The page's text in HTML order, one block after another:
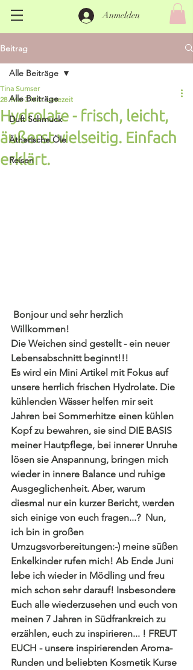
Anmelden
Beitrag
Alle Beiträge
Duft Schmuck
Ätherische Öle
Reisen
Alle Beiträge
Hydrolate - frisch, leicht,
äußerst vielseitig. Einfach
erklärt.
Tina Sumser
28. Mai 3 Min. Lesezeit
Willkommen!
Die Weichen sind gestellt - ein neuer
Lebensabschnitt beginnt!!!
Es wird ein Mini Artikel mit Fokus auf
unsere herrlich frischen Hydrolate. Die
kühlenden Wässer helfen mir seit
Jahren bei Sommerhitze einen kühlen
Kopf zu bewahren, sie sind DIE BASIS
meiner Hautpflege, bei innerer Unruhe
lösen sie Anspannung, bringen mich
wieder in innere Balance und ruhige
Ausgeglichenheit. Aber, warum
diesmal nur ein kurzer Bericht, werden
sich einige von euch fragen...?  Nun,
ich bin in großen
Umzugsvorbereitungen:-) meine süßen
Enkelkinder rufen mich! Ab Ende Juni
lebe ich wieder in Mödling und freu
mich schon sehr darauf! Insbesondere
Euch alle wiederzusehen und euch von
meinen 7 Jahren in Südfrankreich zu
erzählen, euch zu inspirieren... ! FREUT
EUCH - unsere inspirierenden Aroma-
Runden und beliebten Kosmetik Kurse